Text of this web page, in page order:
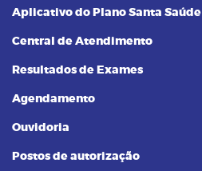
Aplicativo do Plano Santa Saúde
Central de Atendimento
Resultados de Exames
Agendamento
Ouvidoria
Postos de autorização